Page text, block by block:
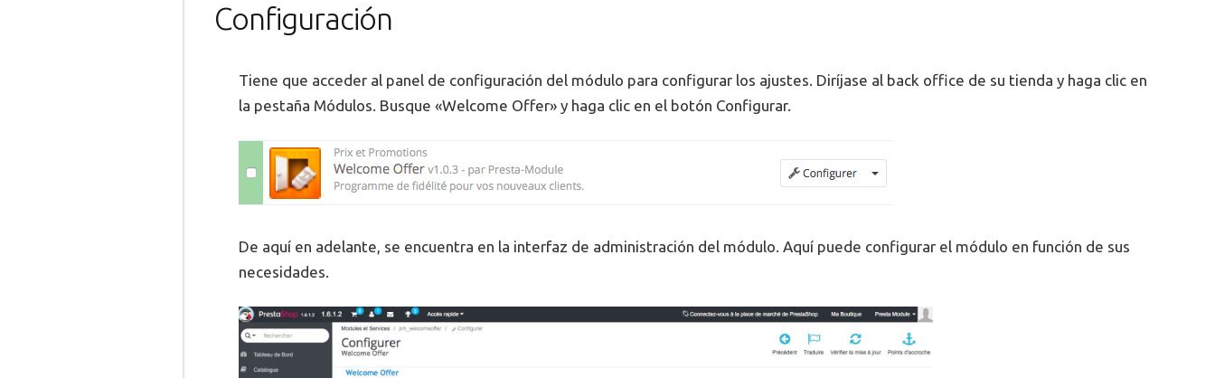
Configuración
Tiene que acceder al panel de configuración del módulo para configurar los ajustes. Diríjase al back office de su tienda y haga clic en
la pestaña Módulos. Busque «Welcome Offer» y haga clic en el botón Configurar.
De aquí en adelante, se encuentra en la interfaz de administración del módulo. Aquí puede configurar el módulo en función de sus
necesidades.